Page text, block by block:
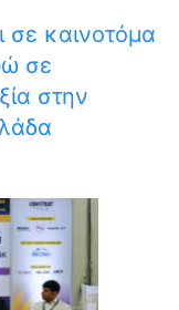
σε καινοτόμα
σε
στην